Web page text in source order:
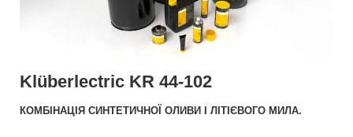
Klüberlectric KR 44-102
КОМБІНАЦІЯ СИНТЕТИЧНОЇ ОЛИВИ І ЛІТІЄВОГО МИЛА.